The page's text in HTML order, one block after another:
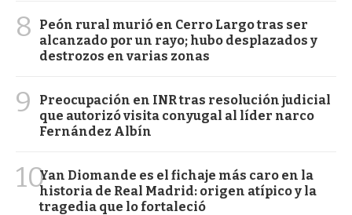
8
Peón rural murió en Cerro Largo tras ser
alcanzado por un rayo; hubo desplazados y
destrozos en varias zonas
9
Preocupación en INR tras resolución judicial
que autorizó visita conyugal al líder narco
Fernández Albín
10Yan Diomande es el fichaje más caro en la
historia de Real Madrid: origen atípico y la
tragedia que lo fortaleció